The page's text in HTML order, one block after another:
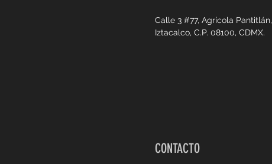
Calle 3 #77, Agrícola Pantitlán,
Iztacalco, C.P. 08100, CDMX.
CONTACTO